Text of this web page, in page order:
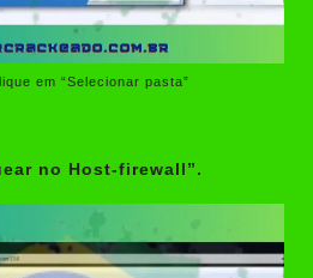
em “Selecionar pasta”
no Host-firewall”.